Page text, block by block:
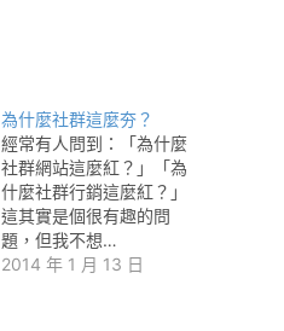
為什麼社群這麼夯？
經常有人問到：「為什麼
社群網站這麼紅？」「為
什麼社群行銷這麼紅？」
這其實是個很有趣的問
題，但我不想…
2014 年 1 月 13 日